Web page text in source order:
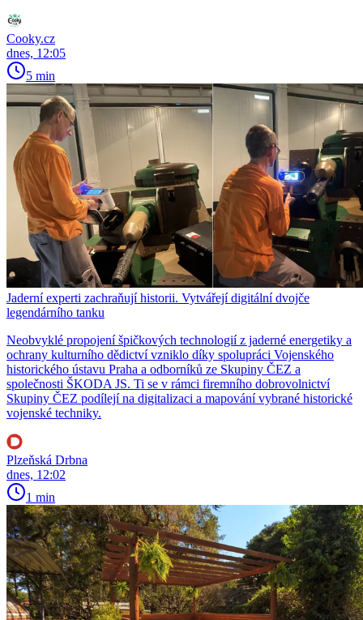
Cooky.cz
dnes, 12:05
5 min
Jaderní experti zachraňují historii. Vytvářejí digitální dvojče
legendárního tanku
Neobvyklé propojení špičkových technologií z jaderné energetiky a
ochrany kulturního dědictví vzniklo díky spolupráci Vojenského
historického ústavu Praha a odborníků ze Skupiny ČEZ a
společnosti ŠKODA JS. Ti se v rámci firemního dobrovolnictví
Skupiny ČEZ podílejí na digitalizaci a mapování vybrané historické
vojenské techniky.
Plzeňská Drbna
dnes, 12:02
1 min